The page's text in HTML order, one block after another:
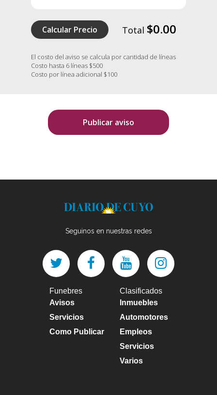
Calcular Precio Total $0.00
El costo del aviso se calcula por cantidad de líneas
Costo hasta 6 líneas $500
Costo por línea adicional $100
Publicar aviso
Seguinos en nuestras redes
Funebres
Avisos
Servicios
Como Publicar
Clasificados
Inmuebles
Automotores
Empleos
Servicios
Varios